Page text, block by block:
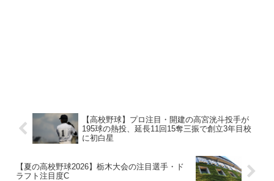
【高校野球】プロ注目・開建の高宮洸斗投手が
195球の熱投、延長11回15奪三振で創立3年目校
に初白星
【夏の高校野球2026】栃木大会の注目選手・ド
ラフト注目度C